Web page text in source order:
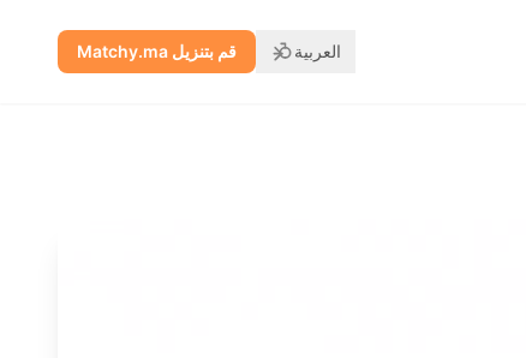
العربية قم بتنزيل Matchy.ma